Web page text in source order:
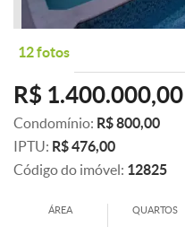
12 fotos
R$ 1.400.000,00
Condomínio: R$ 800,00
IPTU: R$ 476,00
Código do imóvel: 12825
ÁREA QUARTOS